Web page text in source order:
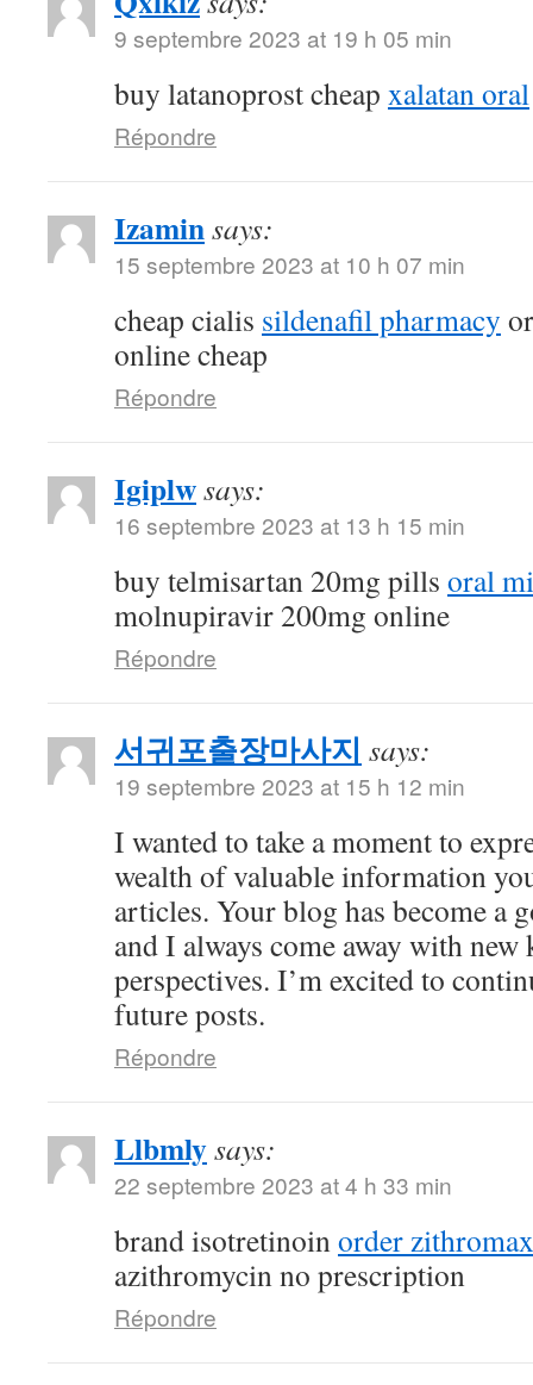
9 septembre 2023 at 19 h 05 min
buy latanoprost cheap xalatan oral
Répondre
Izaminsays:
15 septembre 2023 at 10 h 07 min
cheap cialis sildenafil pharmacy
online cheap
Répondre
Igiplwsays:
16 septembre 2023 at 13 h 15 min
buy telmisartan 20mg pills oral
molnupiravir 200mg online
Répondre
서귀포출장마사지 says:
19 septembre 2023 at 15 h 12 min
I wanted to take a moment to
wealth of valuable information
articles. Your blog has become a
and I always come away with
perspectives. I’m excited to
future posts.
Répondre
Llbmlysays:
22 septembre 2023 at 4 h 33 min
brand isotretinoinorder
azithromycin no prescription
Répondre